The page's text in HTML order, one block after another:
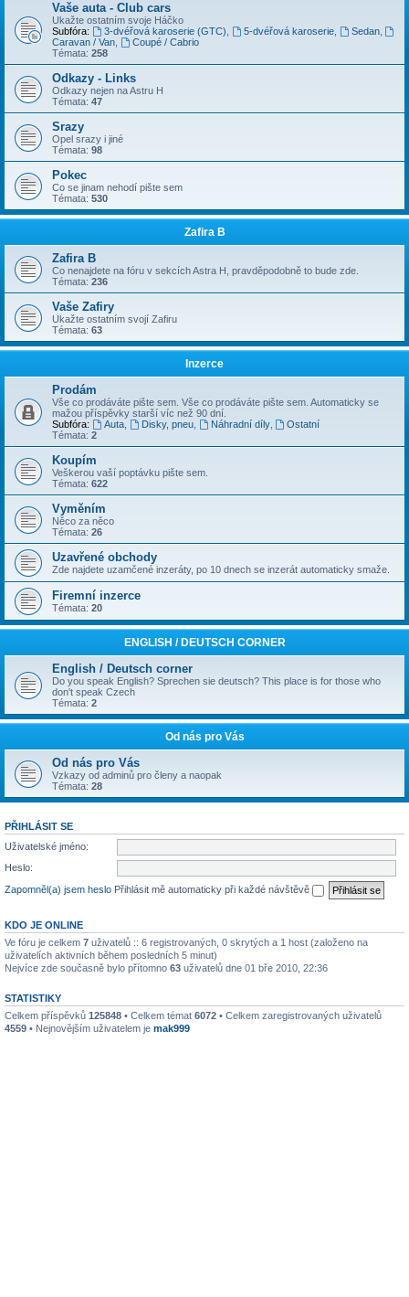
Vaše auta - Club cars
Ukažte ostatním svoje Háčko
Subfóra:
3-dvéřová karoserie (GTC) 5-dvéřová karoserie, Sedan,
Caravan / Van
Coupé / Cabrio
Témata: 258
Odkazy - Links
Odkazy nejen na Astru H
Témata: 47
Srazy
Opel srazy i jiné
Témata: 98
Pokec
Co se jinam nehodí pište sem
Témata: 530
Zafira B
Zafira B
Co nenajdete na fóru v sekcích Astra H, pravděpodobně to bude zde.
Témata: 236
Vaše Zafiry
Ukažte ostatním svojí Zafiru
Témata: 63
Inzerce
Prodám
Vše co prodáváte pište sem. Vše co prodáváte pište sem. Automaticky se
mažou příspěvky starší víc než 90 dní.
Subfóra:
Auta, Disky, pneu, Náhradní díly,
Ostatní
Témata: 2
Koupím
Veškerou vaší poptávku pište sem.
Témata: 622
Vyměním
Něco za něco
Témata: 26
Uzavřené obchody
Zde najdete uzamčené inzeráty, po 10 dnech se inzerát automaticky smaže.
Firemní inzerce
Témata: 20
ENGLISH / DEUTSCH CORNER
English / Deutsch corner
Do you speak English? Sprechen sie deutsch? This place is for those who
don't speak Czech
Témata: 2
Od nás pro Vás
Od nás pro Vás
Vzkazy od adminů pro členy a naopak
Témata: 28
PŘIHLÁSIT SE
Uživatelské jméno:
Heslo:
Zapomněl(a) jsem heslo Přihlásit mě automaticky při každé návštěvě
KDO JE ONLINE
Ve fóru je celkem 7 uživatelů :: 6 registrovaných, 0 skrytých a 1 host (založeno na
uživatelích aktivních během posledních 5 minut)
Nejvíce zde současně bylo přítomno 63 uživatelů dne 01 bře 2010, 22:36
STATISTIKY
Celkem příspěvků 125848 • Celkem témat 6072 • Celkem zaregistrovaných uživatelů
4559 • Nejnovějším uživatelem je mak999